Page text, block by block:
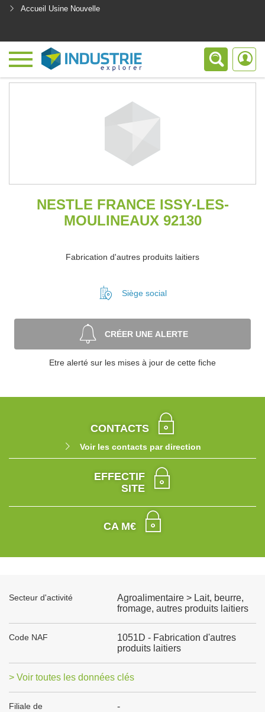
Accueil Usine Nouvelle
NESTLE FRANCE ISSY-LES-
MOULINEAUX 92130
Fabrication d'autres produits laitiers
Siège social
CRÉER UNE ALERTE
Etre alerté sur les mises à jour de cette fiche
CONTACTS
Voir les contacts par direction
EFFECTIF
SITE
CA M€
Secteur d'activité
Agroalimentaire > Lait, beurre,
fromage, autres produits laitiers
Code NAF
1051D - Fabrication d'autres
produits laitiers
> Voir toutes les données clés
Filiale de -